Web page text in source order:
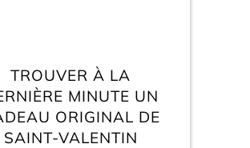
TROUVER À LA
MINUTE UN
ORIGINAL DE
SAINT-VALENTIN